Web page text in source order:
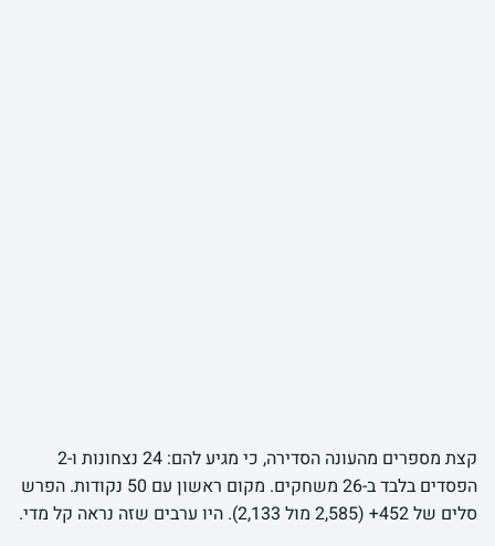
קצת מספרים מהעונה הסדירה, כי מגיע להם: 24 נצחונות ו-2
הפסדים בלבד ב-26 משחקים. מקום ראשון עם 50 נקודות. הפרש
סלים של 452+ (2,585 מול 2,133). היו ערבים שזה נראה קל מדי.